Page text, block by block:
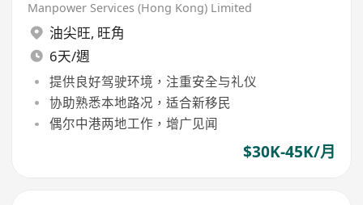
Manpower Services (Hong Kong) Limited
油尖旺, 旺角
6天/週
提供良好驾驶环境，注重安全与礼仪
协助熟悉本地路况，适合新移民
偶尔中港两地工作，增广见闻
$30K-45K/月